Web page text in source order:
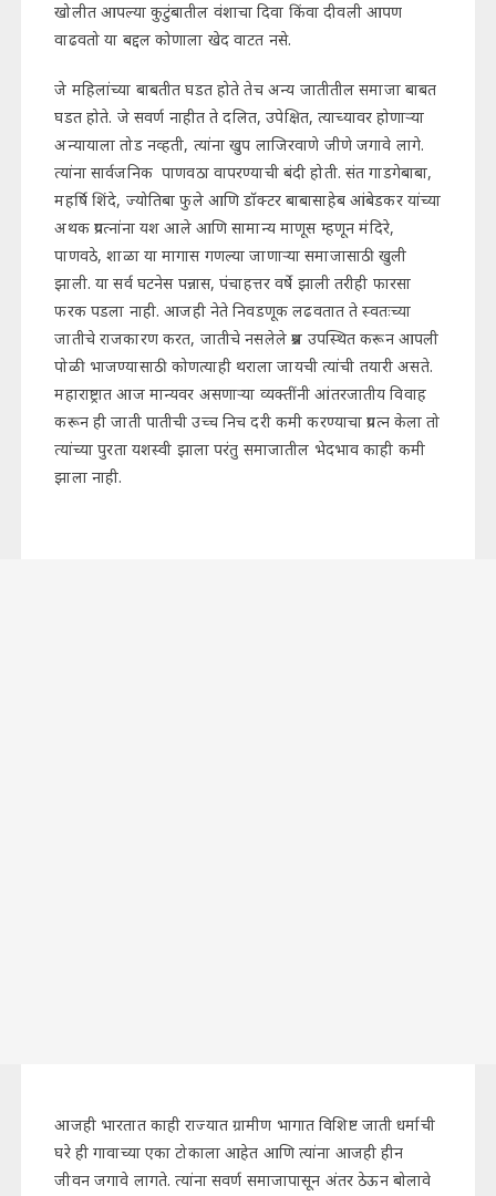
खोलीत आपल्या कुटुंबातील वंशाचा दिवा किंवा दीवली आपण
वाढवतो या बद्दल कोणाला खेद वाटत नसे.
जे महिलांच्या बाबतीत घडत होते तेच अन्य जातीतील समाजा बाबत
घडत होते. जे सवर्ण नाहीत ते दलित, उपेक्षित, त्याच्यावर होणाऱ्या
अन्यायाला तोड नव्हती, त्यांना खुप लाजिरवाणे जीणे जगावे लागे.
त्यांना सार्वजनिक पाणवठा वापरण्याची बंदी होती. संत गाडगेबाबा,
महर्षि शिंदे, ज्योतिबा फुले आणि डॉक्टर बाबासाहेब आंबेडकर यांच्या
अथक प्रयत्नांना यश आले आणि सामान्य माणूस म्हणून मंदिरे,
पाणवठे, शाळा या मागास गणल्या जाणाऱ्या समाजासाठी खुली
झाली. या सर्व घटनेस पन्नास, पंचाहत्तर वर्षे झाली तरीही फारसा
फरक पडला नाही. आजही नेते निवडणूक लढवतात ते स्वतःच्या
जातीचे राजकारण करत, जातीचे नसलेले प्रश्न उपस्थित करून आपली
पोळी भाजण्यासाठी कोणत्याही थराला जायची त्यांची तयारी असते.
महाराष्ट्रात आज मान्यवर असणाऱ्या व्यक्तींनी आंतरजातीय विवाह
करून ही जाती पातीची उच्च निच दरी कमी करण्याचा प्रयत्न केला तो
त्यांच्या पुरता यशस्वी झाला परंतु समाजातील भेदभाव काही कमी
झाला नाही.
आजही भारतात काही राज्यात ग्रामीण भागात विशिष्ट जाती धर्माची
घरे ही गावाच्या एका टोकाला आहेत आणि त्यांना आजही हीन
जीवन जगावे लागते. त्यांना सवर्ण समाजापासून अंतर ठेऊन बोलावे